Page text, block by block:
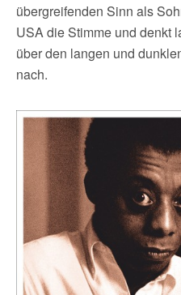
übergreifenden Sinn als
USA die Stimme und denkt
über den langen und
nach.